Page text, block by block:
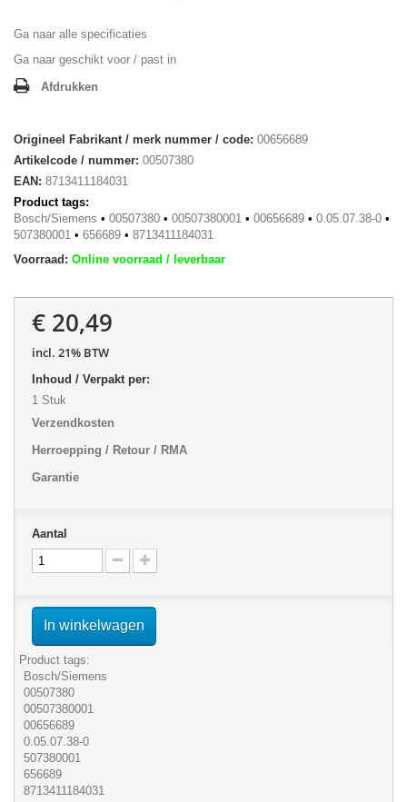
Ga naar alle specificaties
Ga naar geschikt voor / past in
Afdrukken
Origineel Fabrikant / merk nummer / code: 00656689
Artikelcode / nummer: 00507380
EAN: 8713411184031
Product tags:
Bosch/Siemens • 00507380 • 00507380001 • 00656689 • 0.05.07.38-0 •
507380001 • 656689 • 8713411184031
Voorraad: Online voorraad / leverbaar
€ 20,49
incl. 21% BTW
Inhoud / Verpakt per:
1 Stuk
Verzendkosten
Herroepping / Retour / RMA
Garantie
Aantal
In winkelwagen
Product tags:
Bosch/Siemens
00507380
00507380001
00656689
0.05.07.38-0
507380001
656689
8713411184031